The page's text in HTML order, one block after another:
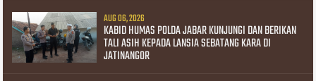
AUG 06, 2026
KABID HUMAS POLDA JABAR KUNJUNGI DAN BERIKAN
TALI ASIH KEPADA LANSIA SEBATANG KARA DI
JATINANGOR